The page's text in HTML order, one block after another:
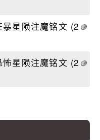
暴星陨注魔铭文 (2
怖星陨注魔铭文 (2